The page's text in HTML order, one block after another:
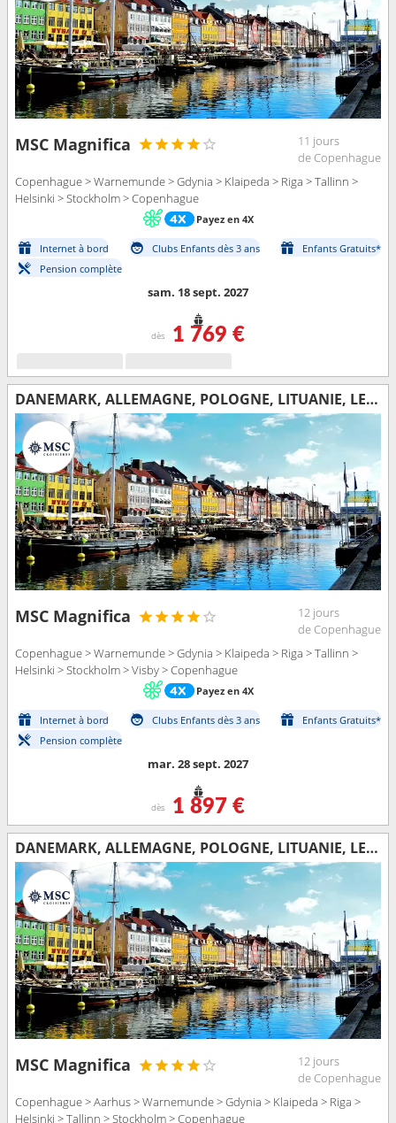
MSC Magnifica
11 jours
de Copenhague
Copenhague > Warnemunde > Gdynia > Klaipeda > Riga > Tallinn >
Helsinki > Stockholm > Copenhague
Payez en 4X
Internet à bord Clubs Enfants dès 3 ans
Enfants Gratuits*
Pension complète
sam. 18 sept. 2027
dès 1 769 €
DANEMARK, ALLEMAGNE, POLOGNE, LITUANIE, LETTONIE, ESTONIE, FINLANDE, SUÈDE
MSC Magnifica
12 jours
de Copenhague
Copenhague > Warnemunde > Gdynia > Klaipeda > Riga > Tallinn >
Helsinki > Stockholm > Visby > Copenhague
Payez en 4X
Internet à bord Clubs Enfants dès 3 ans
Enfants Gratuits*
Pension complète
mar. 28 sept. 2027
dès 1 897 €
DANEMARK, ALLEMAGNE, POLOGNE, LITUANIE, LETTONIE, FINLANDE, ESTONIE, SUÈDE
MSC Magnifica
12 jours
de Copenhague
Copenhague > Aarhus > Warnemunde > Gdynia > Klaipeda > Riga >
Helsinki > Tallinn > Stockholm > Copenhague